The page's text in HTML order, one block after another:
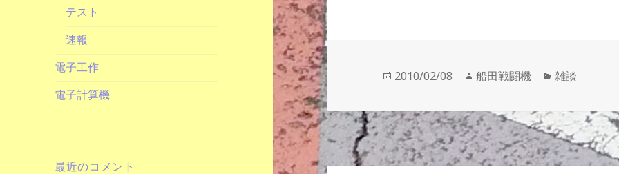
テスト
速報
電子工作
電子計算機
最近のコメント
投
日:
2010/02/08
作
者
船田戦闘機
カ
リ
ー
雑談